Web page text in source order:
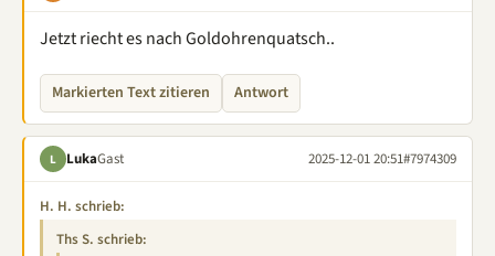
Jetzt riecht es nach Goldohrenquatsch..
Markierten Text zitieren Antwort
L LukaGast 2025-12-01 20:51#7974309
H. H. schrieb:
Ths S. schrieb: